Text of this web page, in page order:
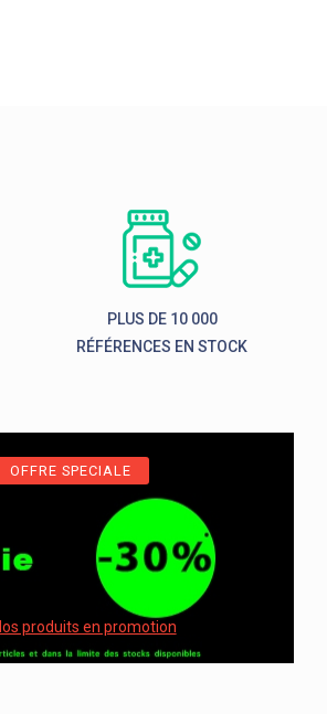
PLUS DE 10 000
RÉFÉRENCES EN STOCK
OFFRE SPECIALE
produits en promotion